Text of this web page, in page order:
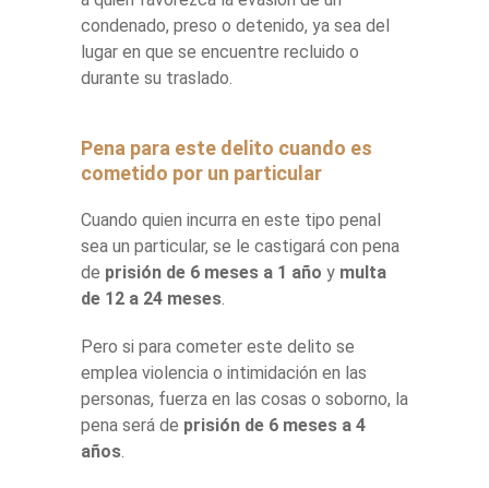
condenado, preso o detenido, ya sea del
lugar en que se encuentre recluido o
durante su traslado.
Pena para este delito cuando es
cometido por un particular
Cuando quien incurra en este tipo penal
sea un particular, se le castigará con pena
de prisión de 6 meses a 1 año y multa
de 12 a 24 meses.
Pero si para cometer este delito se
emplea violencia o intimidación en las
personas, fuerza en las cosas o soborno, la
pena será de prisión de 6 meses a 4
años.